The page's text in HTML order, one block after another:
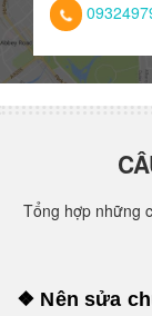
Tổng hợp những
❖ Nên sửa